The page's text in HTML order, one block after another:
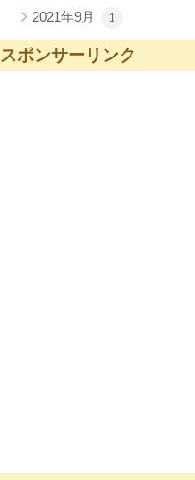
2021年9月 1
スポンサーリンク